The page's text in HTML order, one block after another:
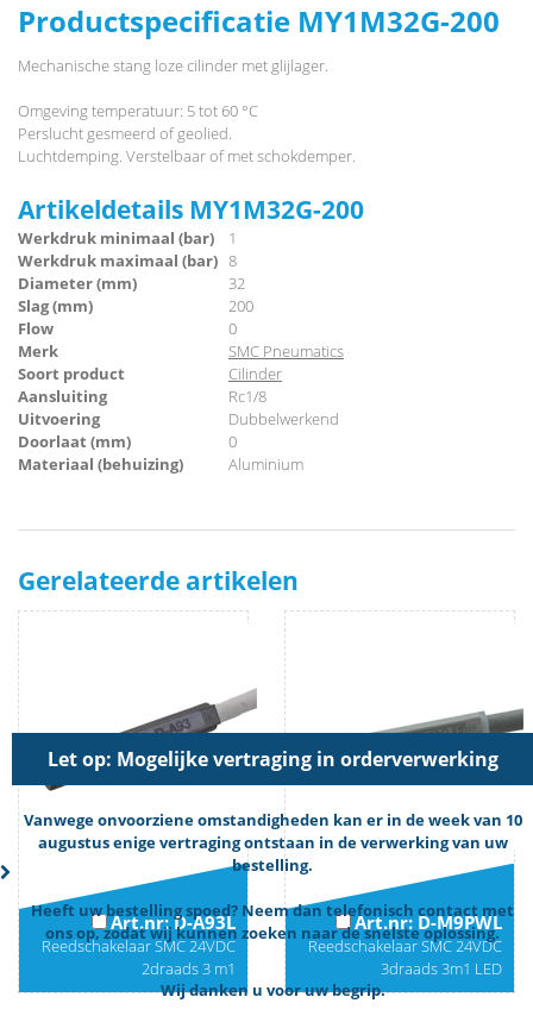
Let op: Mogelijke vertraging in orderverwerking
Vanwege onvoorziene omstandigheden kan er in de week van 10
augustus enige vertraging ontstaan in de verwerking van uw
bestelling.
Heeft uw bestelling spoed? Neem dan telefonisch contact met
ons op, zodat wij kunnen zoeken naar de snelste oplossing.
Wij danken u voor uw begrip.
Productspecificatie MY1M32G-200
Mechanische stang loze cilinder met glijlager.
Omgeving temperatuur: 5 tot 60 °C
Perslucht gesmeerd of geolied.
Luchtdemping. Verstelbaar of met schokdemper.
Artikeldetails MY1M32G-200
Werkdruk minimaal (bar)
1
Werkdruk maximaal (bar) 8
Diameter (mm)
32
Slag (mm)
200
Flow
0
Merk
SMC Pneumatics
Soort product
Cilinder
Aansluiting
Rc1/8
Uitvoering
Dubbelwerkend
Doorlaat (mm)
0
Materiaal (behuizing)
Aluminium
Gerelateerde artikelen
Art.nr: D-A93L
Reedschakelaar SMC 24VDC
2draads 3 m1
Art.nr: D-M9PWL
Reedschakelaar SMC 24VDC
3draads 3m1 LED